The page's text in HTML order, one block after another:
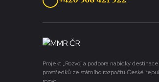
Projekt „Rozvoj a podpora nabídky
prostředků ze státního rozpočtu České